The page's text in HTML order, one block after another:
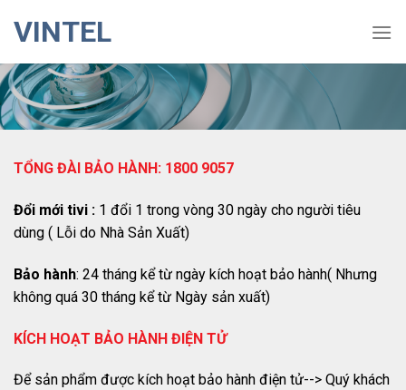
VINTEL
TỔNG ĐÀI BẢO HÀNH: 1800 9057
Đổi mới tivi : 1 đổi 1 trong vòng 30 ngày cho người tiêu
dùng ( Lỗi do Nhà Sản Xuất)
Bảo hành: 24 tháng kể từ ngày kích hoạt bảo hành( Nhưng
không quá 30 tháng kể từ Ngày sản xuất)
KÍCH HOẠT BẢO HÀNH ĐIỆN TỬ
Để sản phẩm được kích hoạt bảo hành điện tử--> Quý khách